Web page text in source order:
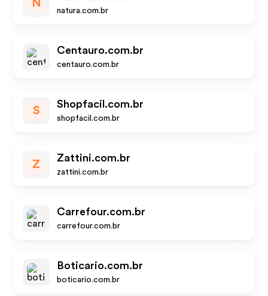
N
natura.com.br
Centauro.com.br
centauro.com.br
S
Shopfacil.com.br
shopfacil.com.br
Z
Zattini.com.br
zattini.com.br
Carrefour.com.br
carrefour.com.br
Boticario.com.br
boticario.com.br